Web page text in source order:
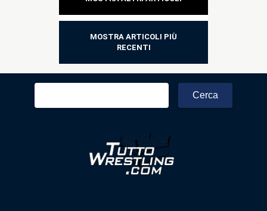
articoli
MOSTRA ARTICOLI PIÙ
RECENTI
Ricerca